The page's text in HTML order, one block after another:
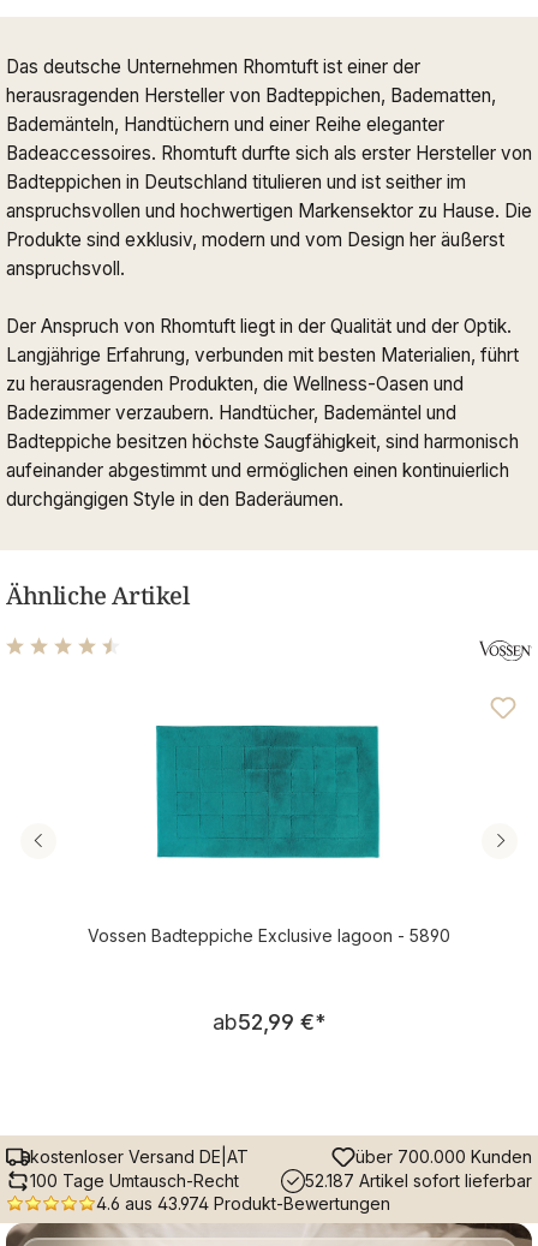
Das deutsche Unternehmen Rhomtuft ist einer der
herausragenden Hersteller von Badteppichen, Badematten,
Bademänteln, Handtüchern und einer Reihe eleganter
Badeaccessoires. Rhomtuft durfte sich als erster Hersteller von
Badteppichen in Deutschland titulieren und ist seither im
anspruchsvollen und hochwertigen Markensektor zu Hause. Die
Produkte sind exklusiv, modern und vom Design her äußerst
anspruchsvoll.
Der Anspruch von Rhomtuft liegt in der Qualität und der Optik.
Langjährige Erfahrung, verbunden mit besten Materialien, führt
zu herausragenden Produkten, die Wellness-Oasen und
Badezimmer verzaubern. Handtücher, Bademäntel und
Badteppiche besitzen höchste Saugfähigkeit, sind harmonisch
aufeinander abgestimmt und ermöglichen einen kontinuierlich
durchgängigen Style in den Baderäumen.
Ähnliche Artikel
Vossen Badteppiche Exclusive lagoon - 5890
Regulärer Preis:
ab52,99 €*
kostenloser Versand DE|AT
über 700.000 Kunden
100 Tage Umtausch-Recht
52.187 Artikel sofort lieferbar
4.6 aus 43.974 Produkt-Bewertungen